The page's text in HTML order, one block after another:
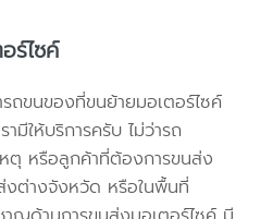
ร์ไซค์
ถขนของที่ขนย้ายมอเตอร์ไซค์
มีให้บริการครับ ไม่ว่ารถ
ตุ หรือลูกค้าที่ต้องการขนส่ง
งต่างจังหวัด หรือในพื้นที่